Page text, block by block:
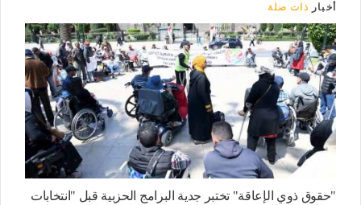
أخبار ذات صلة
"حقوق ذوي الإعاقة" تختبر جدية البرامج الحزبية قبل "انتخابات